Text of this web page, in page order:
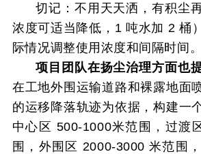
切记：不用天天洒，有积尘
浓度可适当降低， 1 吨水加 2 桶
际情况调整使用浓度和间隔时间。
项目团队在扬尘治理方面也
在工地外围运输道路和裸露地面
的运移降落轨迹为依据，构建一
中心区 500-1000米范围，过渡
围，外围区 2000-3000 米范围